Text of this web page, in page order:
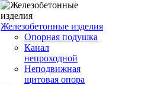
Железобетонные изделия
Опорная подушка
Канал
непроходной
Неподвижная
щитовая опора